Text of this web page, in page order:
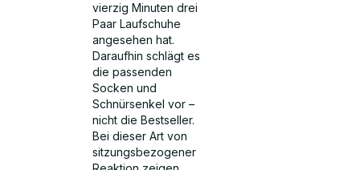
vierzig Minuten drei
Paar Laufschuhe
angesehen hat.
Daraufhin schlägt es
die passenden
Socken und
Schnürsenkel vor –
nicht die Bestseller.
Bei dieser Art von
sitzungsbezogener